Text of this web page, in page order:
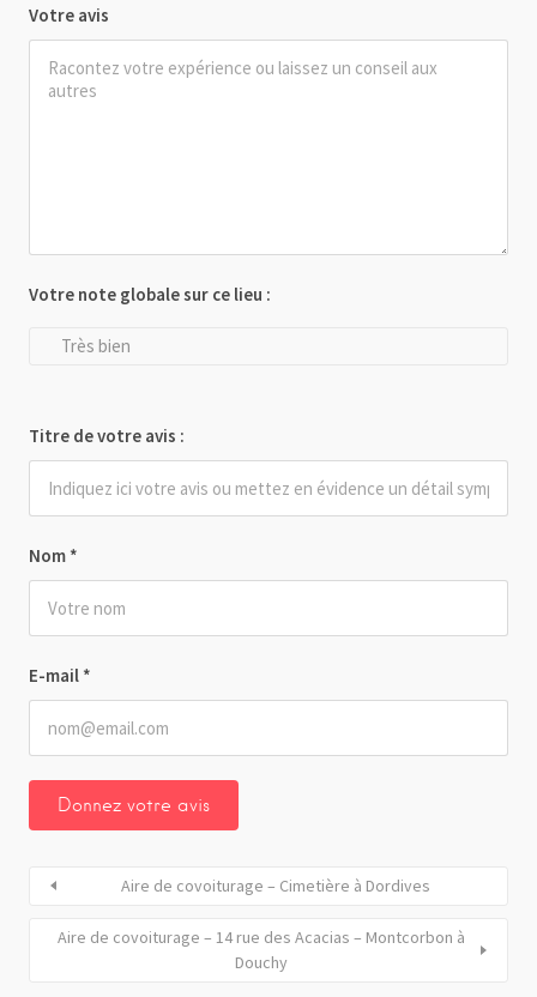
Votre avis
Nom *
E-mail *
Votre note globale sur ce lieu :
Très bien
Titre de votre avis :
Aire de covoiturage – Cimetière à Dordives
Aire de covoiturage – 14 rue des Acacias – Montcorbon à
Douchy